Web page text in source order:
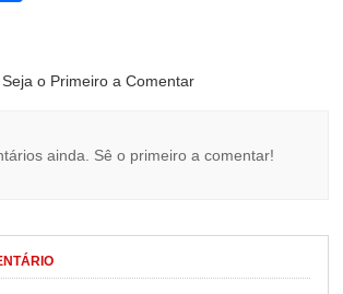
Seja o Primeiro a Comentar
ainda. Sê o primeiro a comentar!